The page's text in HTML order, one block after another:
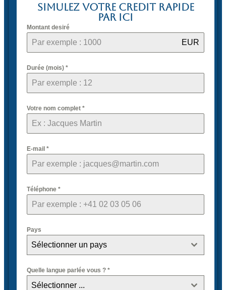
SIMULEZ VOTRE CREDIT RAPIDE
PAR ICI
Montant desiré
EUR
Durée (mois)*
Votre nom complet*
E-mail*
Téléphone*
Pays
Sélectionner un pays
Quelle langue parlée vous ?*
Sélectionner ...